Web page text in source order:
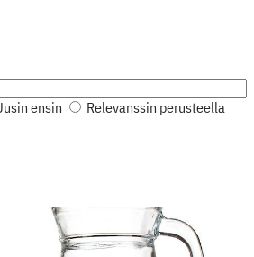
ensin
Relevanssin perusteella